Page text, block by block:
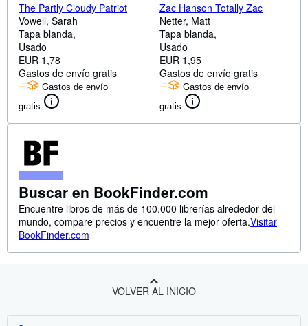
The Partly Cloudy Patriot
Vowell, Sarah
Tapa blanda
Usado
EUR 1,78
Gastos de envío gratis
Gastos de envío
gratis
Zac Hanson Totally Zac
Netter, Matt
Tapa blanda
Usado
EUR 1,95
Gastos de envío gratis
Gastos de envío
gratis
Buscar en BookFinder.com
Encuentre libros de más de 100.000 librerías alrededor del
mundo, compare precios y encuentre la mejor oferta.Visitar
BookFinder.com
VOLVER AL INICIO